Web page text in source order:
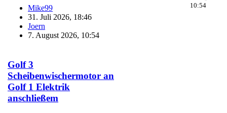
Mike99
31. Juli 2026, 18:46
Joern
7. August 2026, 10:54
10:54
Golf 3
Scheibenwischermotor an
Golf 1 Elektrik
anschließem